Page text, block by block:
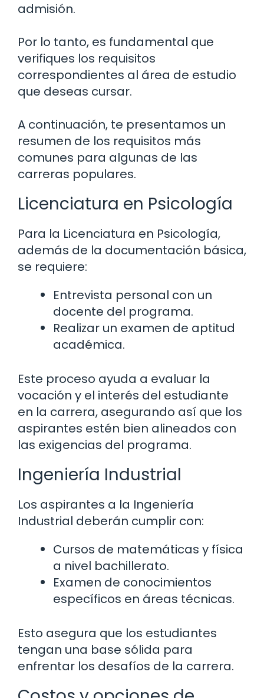
admisión.
Por lo tanto, es fundamental que
verifiques los requisitos
correspondientes al área de estudio
que deseas cursar.
A continuación, te presentamos un
resumen de los requisitos más
comunes para algunas de las
carreras populares.
Licenciatura en Psicología
Para la Licenciatura en Psicología,
además de la documentación básica,
se requiere:
Entrevista personal con un
docente del programa.
Realizar un examen de aptitud
académica.
Este proceso ayuda a evaluar la
vocación y el interés del estudiante
en la carrera, asegurando así que los
aspirantes estén bien alineados con
las exigencias del programa.
Ingeniería Industrial
Los aspirantes a la Ingeniería
Industrial deberán cumplir con:
Cursos de matemáticas y física
a nivel bachillerato.
Examen de conocimientos
específicos en áreas técnicas.
Esto asegura que los estudiantes
tengan una base sólida para
enfrentar los desafíos de la carrera.